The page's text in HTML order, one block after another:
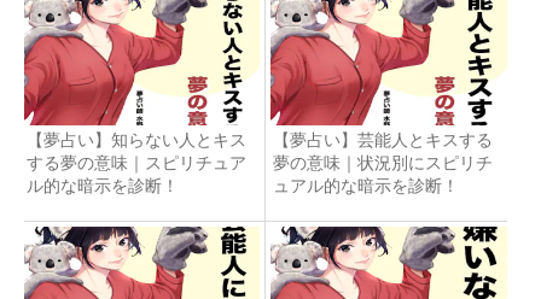
【夢占い】知らない人とキス
する夢の意味｜スピリチュア
ル的な暗示を診断！
【夢占い】芸能人とキスする
夢の意味｜状況別にスピリチ
ュアル的な暗示を診断！